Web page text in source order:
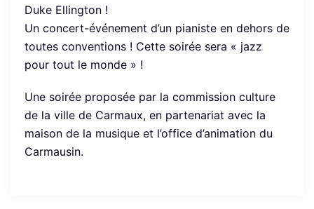
Duke Ellington !
Un concert-événement d’un pianiste en dehors de
toutes conventions ! Cette soirée sera « jazz
pour tout le monde » !
Une soirée proposée par la commission culture
de la ville de Carmaux, en partenariat avec la
maison de la musique et l’office d’animation du
Carmausin.